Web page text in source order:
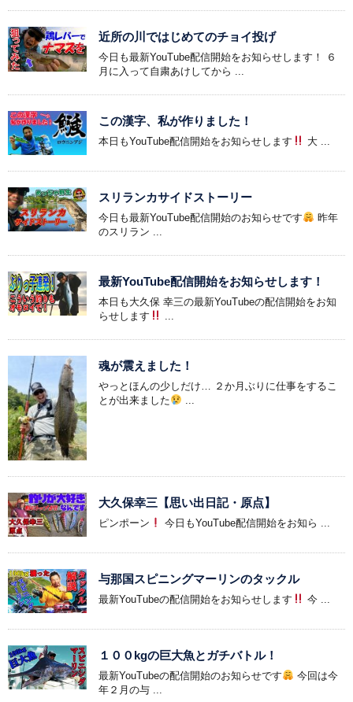
近所の川ではじめてのチョイ投げ
今日も最新YouTube配信開始をお知らせします！ ６
月に入って自粛あけしてから ...
この漢字、私が作りました！
本日もYouTube配信開始をお知らせします 大 ...
スリランカサイドストーリー
今日も最新YouTube配信開始のお知らせです
昨年
のスリラン ...
最新YouTube配信開始をお知らせします！
本日も大久保 幸三の最新YouTubeの配信開始をお知
らせします
...
魂が震えました！
やっとほんの少しだけ… ２か月ぶりに仕事をするこ
とが出来ました
...
大久保幸三【思い出日記・原点】
ピンポーン 今日もYouTube配信開始をお知ら ...
与那国スピニングマーリンのタックル
最新YouTubeの配信開始をお知らせします 今 ...
１００kgの巨大魚とガチバトル！
最新YouTubeの配信開始のお知らせです
今回は今
年２月の与 ...